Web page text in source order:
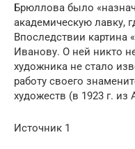
Брюллова было
академическую лавку,
Впоследствии картина
Иванову. О ней никто
художника не стало
работу своего
художеств (в 1923 г.
Источник 1